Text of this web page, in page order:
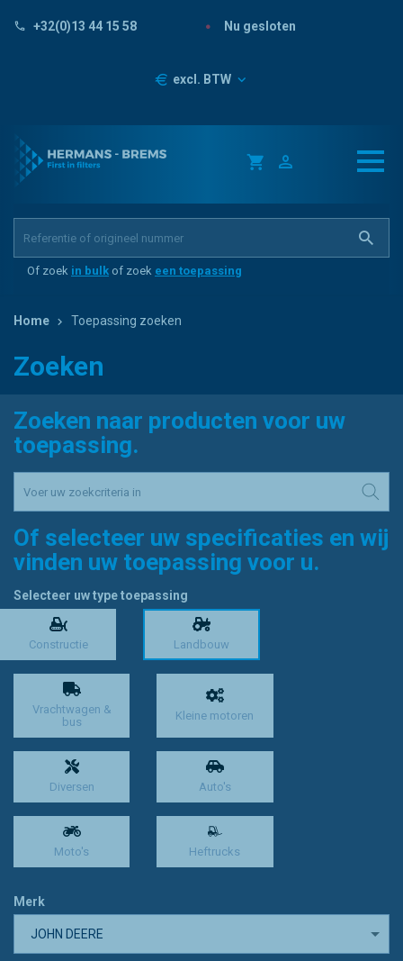
+32(0)13 44 15 58 Nu gesloten
Prijzen
excl. BTW
Of zoek in bulk of zoek een toepassing
Home Toepassing zoeken
Zoeken
Zoeken naar producten voor uw
toepassing.
Of selecteer uw specificaties en wij
vinden uw toepassing voor u.
Selecteer uw type toepassing
Constructie Landbouw
Vrachtwagen &
bus
Kleine motoren
Diversen Auto's
Moto's Heftrucks
Merk
JOHN DEERE